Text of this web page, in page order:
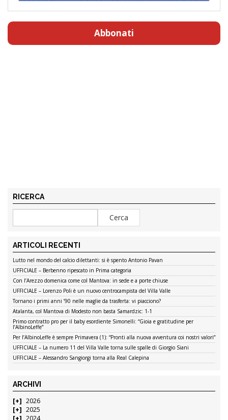
Abbonati
RICERCA
ARTICOLI RECENTI
Lutto nel mondo del calcio dilettanti: si è spento Antonio Pavan
UFFICIALE – Berbenno ripescato in Prima categoria
Con l’Arezzo domenica come col Mantova: in sede e a porte chiuse
UFFICIALE – Lorenzo Poli è un nuovo centrocampista del Villa Valle
Tornano i primi anni ’90 nelle maglie da trasferta: vi piacciono?
Atalanta, col Mantova di Modesto non basta Samardzic: 1-1
Primo contratto pro per il baby esordiente Simonelli: “Gioia e gratitudine per
l’AlbinoLeffe”
Per l’AlbinoLeffe è sempre Primavera (1): “Pronti alla nuova avventura coi nostri valori”
UFFICIALE – La numero 11 del Villa Valle torna sulle spalle di Giorgio Siani
UFFICIALE – Alessandro Sangiorgi torna alla Real Calepina
ARCHIVI
2026
2025
2024